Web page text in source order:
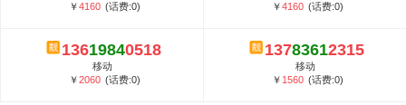
￥4160 (话费:0)
￥4160 (话费:0)
13619840518
移动
￥2060 (话费:0)
13783612315
移动
￥ 1560 (话费:0)